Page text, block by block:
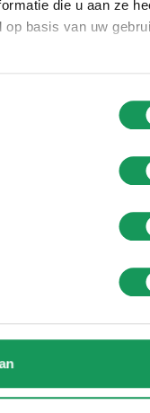
die u aan ze
basis van uw